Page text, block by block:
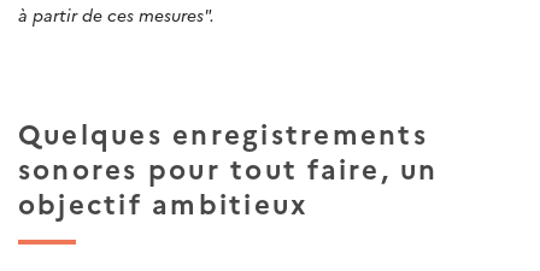
à partir de ces mesures".
Quelques enregistrements
sonores pour tout faire, un
objectif ambitieux